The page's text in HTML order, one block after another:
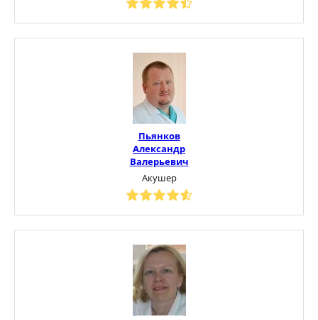
Пьянков
Александр
Валерьевич
Акушер